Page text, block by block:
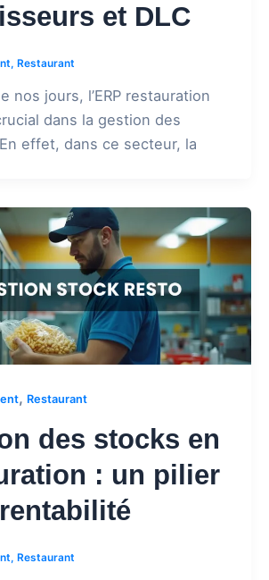
et DLC
, Restaurant
nos jours, l’ERP restauration
dans la gestion des
effet, dans ce secteur, la
, Restaurant
des stocks en
: un pilier
, Restaurant